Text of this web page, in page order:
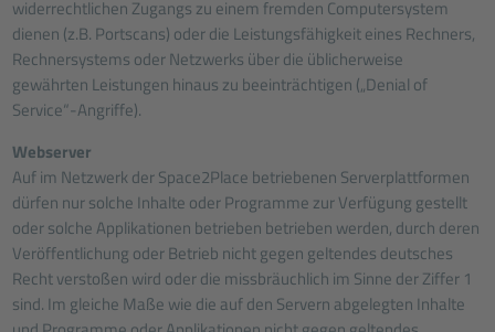
widerrechtlichen Zugangs zu einem fremden Computersystem
dienen (z.B. Portscans) oder die Leistungsfähigkeit eines Rechners,
Rechnersystems oder Netzwerks über die üblicherweise
gewährten Leistungen hinaus zu beeinträchtigen („Denial of
Service“-Angriffe).
Webserver
Auf im Netzwerk der Space2Place betriebenen Serverplattformen
dürfen nur solche Inhalte oder Programme zur Verfügung gestellt
oder solche Applikationen betrieben betrieben werden, durch deren
Veröffentlichung oder Betrieb nicht gegen geltendes deutsches
Recht verstoßen wird oder die missbräuchlich im Sinne der Ziffer 1
sind. Im gleiche Maße wie die auf den Servern abgelegten Inhalte